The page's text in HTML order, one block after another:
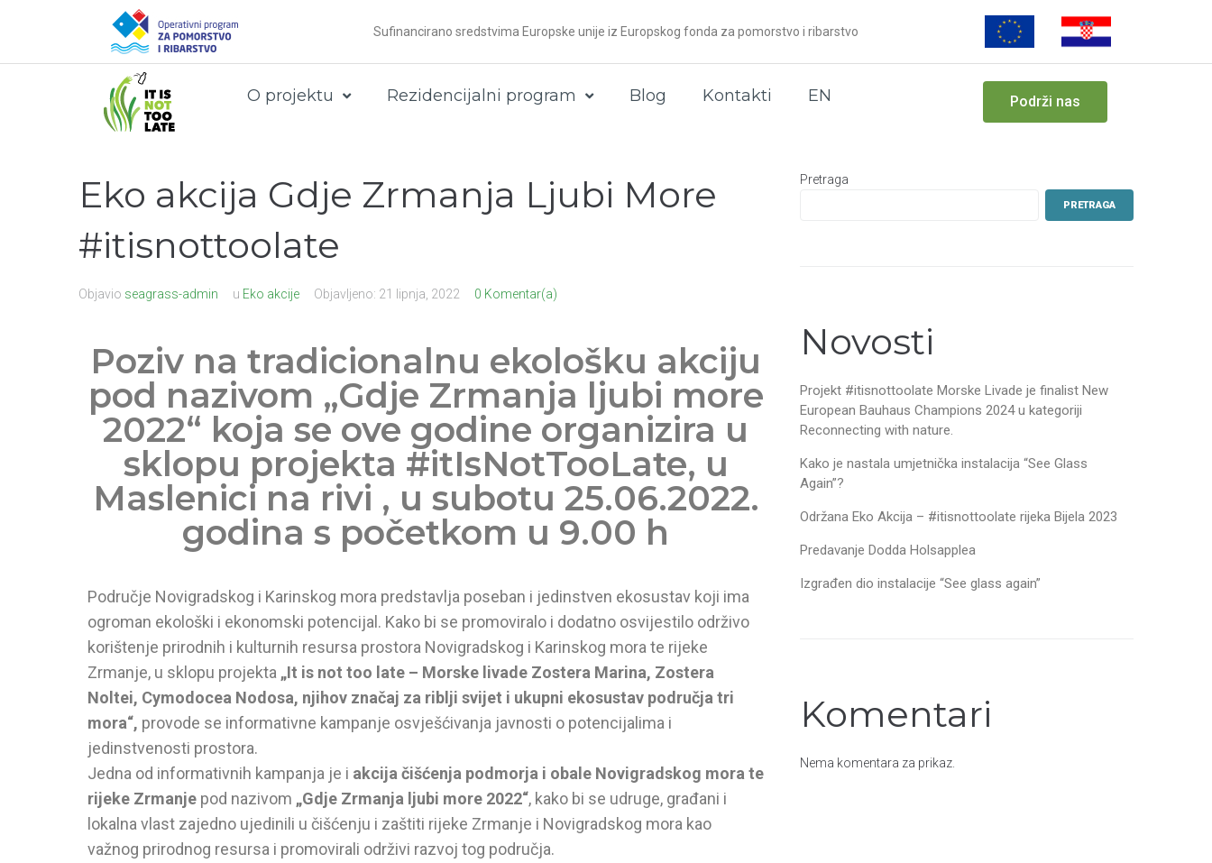
Sufinancirano sredstvima Europske unije iz Europskog fonda za pomorstvo i ribarstvo
O projektu Rezidencijalni program Blog Kontakti EN Podrži nas
Eko akcija Gdje Zrmanja Ljubi More
#itisnottoolate
Objavio seagrass-admin u Eko akcije Objavljeno: 21 lipnja, 2022 0 Komentar(a)
Poziv na tradicionalnu ekološku akciju
pod nazivom „Gdje Zrmanja ljubi more
2022“ koja se ove godine organizira u
sklopu projekta #itIsNotTooLate, u
Maslenici na rivi , u subotu 25.06.2022.
godina s početkom u 9.00 h
Područje Novigradskog i Karinskog mora predstavlja poseban i jedinstven ekosustav koji ima
ogroman ekološki i ekonomski potencijal. Kako bi se promoviralo i dodatno osvijestilo održivo
korištenje prirodnih i kulturnih resursa prostora Novigradskog i Karinskog mora te rijeke
Zrmanje, u sklopu projekta „It is not too late – Morske livade Zostera Marina, Zostera
Noltei, Cymodocea Nodosa, njihov značaj za riblji svijet i ukupni ekosustav područja tri
mora“, provode se informativne kampanje osvješćivanja javnosti o potencijalima i
jedinstvenosti prostora.
Jedna od informativnih kampanja je i akcija čišćenja podmorja i obale Novigradskog mora te
rijeke Zrmanje pod nazivom „Gdje Zrmanja ljubi more 2022“, kako bi se udruge, građani i
lokalna vlast zajedno ujedinili u čišćenju i zaštiti rijeke Zrmanje i Novigradskog mora kao
važnog prirodnog resursa i promovirali održivi razvoj tog područja.
Pretraga
PRETRAGA
Novosti
Projekt #itisnottoolate Morske Livade je finalist New
European Bauhaus Champions 2024 u kategoriji
Reconnecting with nature.
Kako je nastala umjetnička instalacija “See Glass
Again”?
Održana Eko Akcija – #itisnottoolate rijeka Bijela 2023
Predavanje Dodda Holsapplea
Izgrađen dio instalacije “See glass again”
Komentari
Nema komentara za prikaz.